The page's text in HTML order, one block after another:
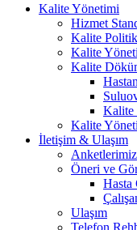
Kalite Yönetimi
Hizmet
Kalite
Kalite
Kalite
Kalite
Kalite
İletişim & Ulaşım
Anketlerimiz
Öneri ve
Hasta
Ulaşım
Telefon